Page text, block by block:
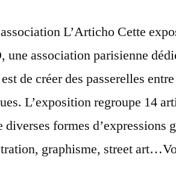
L’Articho Cette
une association parisienne
de créer des passerelles
L’exposition regroupe 14
formes d’expressions
graphisme, street